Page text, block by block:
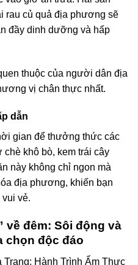
rau củ quả địa phương sẽ
đầy dinh dưỡng và hấp
thuộc của người dân địa
vị chân thực nhất.
dẫn
gian để thưởng thức các
chè khô bò, kem trái cây
này không chỉ ngon mà
địa phương, khiến bạn
vẻ.
về đêm: Sôi động và
chọn độc đáo